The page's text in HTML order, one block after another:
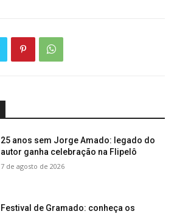
25 anos sem Jorge Amado: legado do
autor ganha celebração na Flipelô
7 de agosto de 2026
Festival de Gramado: conheça os